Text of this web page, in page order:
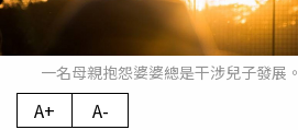
一名母親抱怨婆婆總是干涉兒子發展
A+ A-